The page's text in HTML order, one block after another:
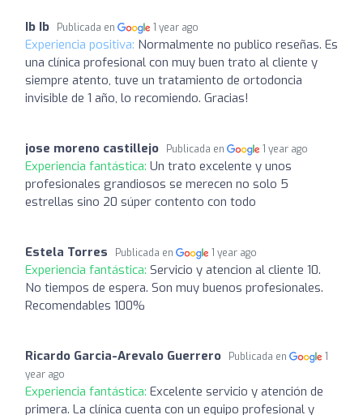
Ib Ib Publicada en 1 year ago
Experiencia positiva: Normalmente no publico reseñas. Es
una clínica profesional con muy buen trato al cliente y
siempre atento, tuve un tratamiento de ortodoncia
invisible de 1 año, lo recomiendo. Gracias!
jose moreno castillejo Publicada en 1 year ago
Experiencia fantástica: Un trato excelente y unos
profesionales grandiosos se merecen no solo 5
estrellas sino 20 súper contento con todo
Estela Torres Publicada en 1 year ago
Experiencia fantástica: Servicio y atencion al cliente 10.
No tiempos de espera. Son muy buenos profesionales.
Recomendables 100%
Ricardo Garcia-Arevalo Guerrero Publicada en
1
year ago
Experiencia fantástica: Excelente servicio y atención de
primera. La clínica cuenta con un equipo profesional y